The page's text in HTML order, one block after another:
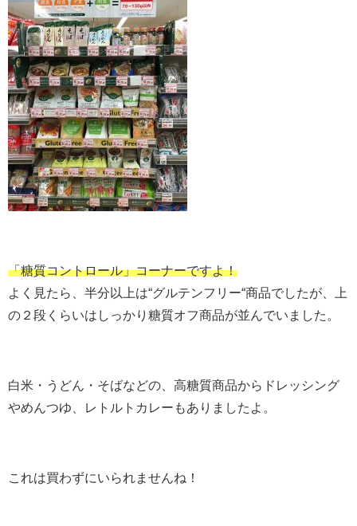
「糖質コントロール」コーナーですよ！
よく見たら、半分以上は“グルテンフリー“商品でしたが、上
の２段くらいはしっかり糖質オフ商品が並んでいました。
白米・うどん・そばなどの、高糖質商品からドレッシング
やめんつゆ、レトルトカレーもありましたよ。
これは買わずにいられませんね！